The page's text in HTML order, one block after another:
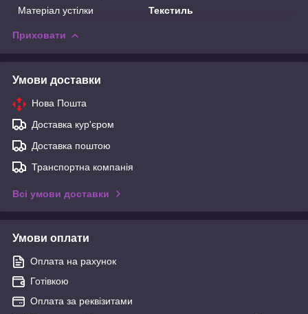
Матеріал устілки
Текстиль
Приховати
Умови доставки
Нова Пошта
Доставка кур'єром
Доставка поштою
Транспортна компанія
Всі умови доставки
Умови оплати
Оплата на рахунок
Готівкою
Оплата за реквізитами